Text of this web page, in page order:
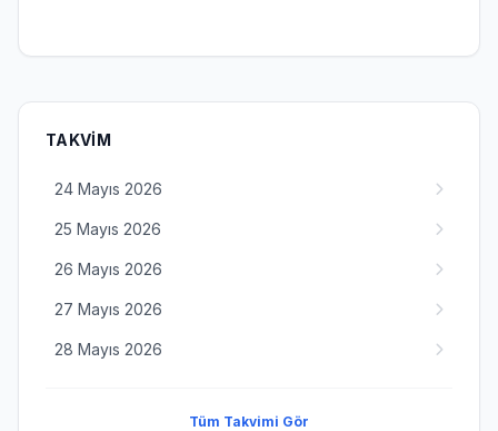
TAKVIM
24 Mayıs 2026
25 Mayıs 2026
26 Mayıs 2026
27 Mayıs 2026
28 Mayıs 2026
Tüm Takvimi Gör